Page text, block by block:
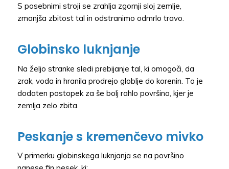
S posebnimi stroji se zrahlja zgornji sloj zemlje,
zmanjša zbitost tal in odstranimo odmrlo travo.
Globinsko luknjanje
Na željo stranke sledi prebijanje tal, ki omogoči, da
zrak, voda in hranila prodrejo globlje do korenin. To je
dodaten postopek za še bolj rahlo površino, kjer je
zemlja zelo zbita.
Peskanje s kremenčevo mivko
V primerku globinskega luknjanja se na površino